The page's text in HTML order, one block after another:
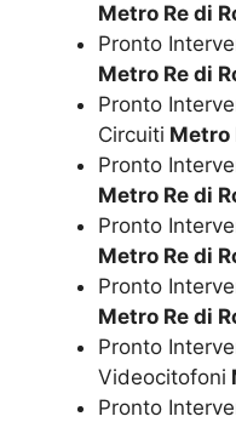
Metro Re di
Pronto
Metro Re di
Pronto
Circuiti Metro
Pronto
Metro Re di
Pronto
Metro Re di
Pronto
Metro Re di
Pronto
Videocitofoni
Pronto